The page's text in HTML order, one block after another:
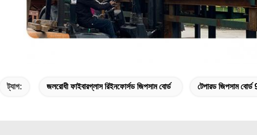
ট্যাগ: জলরোধী ফাইবারগ্লাস রিইনফোর্সড জিপসাম বোর্ড টেপারড জিপসাম বোর্ড